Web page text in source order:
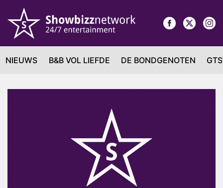
NIEUWS B&B VOL LIEFDE DE BONDGENOTEN